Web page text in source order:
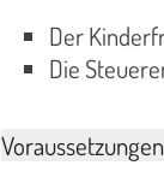
Der
Die
Voraussetzungen